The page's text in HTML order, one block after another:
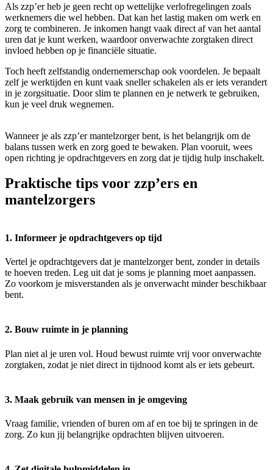
Als zzp’er heb je geen recht op wettelijke verlofregelingen zoals
werknemers die wel hebben. Dat kan het lastig maken om werk en
zorg te combineren. Je inkomen hangt vaak direct af van het aantal
uren dat je kunt werken, waardoor onverwachte zorgtaken direct
invloed hebben op je financiële situatie.
Toch heeft zelfstandig ondernemerschap ook voordelen. Je bepaalt
zelf je werktijden en kunt vaak sneller schakelen als er iets verandert
in je zorgsituatie. Door slim te plannen en je netwerk te gebruiken,
kun je veel druk wegnemen.
Wanneer je als zzp’er mantelzorger bent, is het belangrijk om de
balans tussen werk en zorg goed te bewaken. Plan vooruit, wees
open richting je opdrachtgevers en zorg dat je tijdig hulp inschakelt.
Praktische tips voor zzp’ers en
mantelzorgers
1. Informeer je opdrachtgevers op tijd
Vertel je opdrachtgevers dat je mantelzorger bent, zonder in details
te hoeven treden. Leg uit dat je soms je planning moet aanpassen.
Zo voorkom je misverstanden als je onverwacht minder beschikbaar
bent.
2. Bouw ruimte in je planning
Plan niet al je uren vol. Houd bewust ruimte vrij voor onverwachte
zorgtaken, zodat je niet direct in tijdnood komt als er iets gebeurt.
3. Maak gebruik van mensen in je omgeving
Vraag familie, vrienden of buren om af en toe bij te springen in de
zorg. Zo kun jij belangrijke opdrachten blijven uitvoeren.